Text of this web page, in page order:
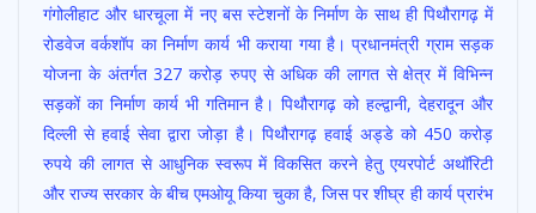
गंगोलीहाट और धारचूला में नए बस स्टेशनों के निर्माण के साथ ही पिथौरागढ़ में
रोडवेज वर्कशॉप का निर्माण कार्य भी कराया गया है। प्रधानमंत्री ग्राम सड़क
योजना के अंतर्गत 327 करोड़ रुपए से अधिक की लागत से क्षेत्र में विभिन्न
सड़कों का निर्माण कार्य भी गतिमान है। पिथौरागढ़ को हल्द्वानी, देहरादून और
दिल्ली से हवाई सेवा द्वारा जोड़ा है। पिथौरागढ़ हवाई अड्डे को 450 करोड़
रुपये की लागत से आधुनिक स्वरूप में विकसित करने हेतु एयरपोर्ट अथॉरिटी
और राज्य सरकार के बीच एमओयू किया चुका है, जिस पर शीघ्र ही कार्य प्रारंभ